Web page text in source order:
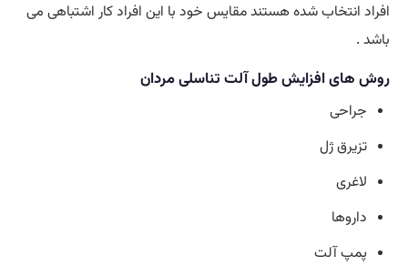
افراد انتخاب شده هستند مقایس خود با این افراد کار اشتباهی می
باشد .
روش های افزایش طول آلت تناسلی مردان
جراحی
تزیرق ژل
لاغری
داروها
پمپ آلت